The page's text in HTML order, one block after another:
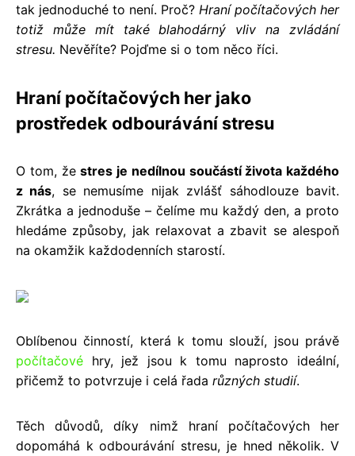
tak jednoduché to není. Proč? Hraní počítačových her
totiž může mít také blahodárný vliv na zvládání
stresu. Nevěříte? Pojďme si o tom něco říci.
Hraní počítačových her jako
prostředek odbourávání stresu
O tom, žestres je nedílnou součástí života každého
z nás, se nemusíme nijak zvlášť sáhodlouze bavit.
Zkrátka a jednoduše – čelíme mu každý den, a proto
hledáme způsoby, jak relaxovat a zbavit se alespoň
na okamžik každodenních starostí.
Oblíbenou činností, která k tomu slouží, jsou právě
počítačové hry, jež jsou k tomu naprosto ideální,
přičemž to potvrzuje i celá řada různých studií.
Těch důvodů, díky nimž hraní počítačových her
dopomáhá k odbourávání stresu, je hned několik. V